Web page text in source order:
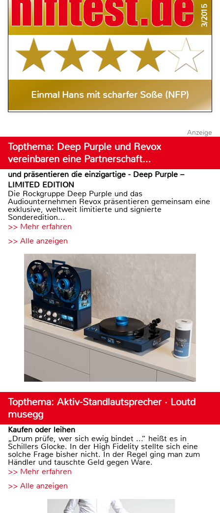
3/2015
Einmal Hans mit scharfer Soße (NFP)
Anzeige
Topthema: Deep Purple und Revox
vereinbaren eine Partnerschaft…
und präsentieren die einzigartige - Deep Purple –
LIMITED EDITION
Die Rockgruppe Deep Purple und das
Audiounternehmen Revox präsentieren gemeinsam eine
exklusive, weltweit limitierte und signierte
Sonderedition...
>> Mehr erfahren
>> Alle anzeigen
Topthema: Aktiv-Standlautsprecher · Loutd
musegg
Kaufen oder leihen
„Drum prüfe, wer sich ewig bindet ...“ heißt es in
Schillers Glocke. In der High Fidelity stellte sich eine
solche Frage bisher nicht. In der Regel ging man zum
Händler und tauschte Geld gegen Ware.
>> Mehr erfahren
>> Alle anzeigen